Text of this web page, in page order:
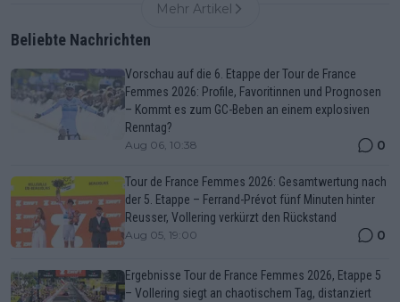
Mehr Artikel
Beliebte Nachrichten
Vorschau auf die 6. Etappe der Tour de France
Femmes 2026: Profile, Favoritinnen und Prognosen
– Kommt es zum GC-Beben an einem explosiven
Renntag?
Aug 06, 10:38 0
Tour de France Femmes 2026: Gesamtwertung nach
der 5. Etappe – Ferrand-Prévot fünf Minuten hinter
Reusser, Vollering verkürzt den Rückstand
Aug 05, 19:00 0
Ergebnisse Tour de France Femmes 2026, Etappe 5
– Vollering siegt an chaotischem Tag, distanziert